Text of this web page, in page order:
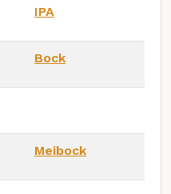
IPA
Bock
Meibock